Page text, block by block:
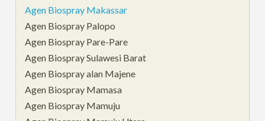
Agen Biospray Makassar
Agen Biospray Palopo
Agen Biospray Pare-Pare
Agen Biospray Sulawesi Barat
Agen Biospray alan Majene
Agen Biospray Mamasa
Agen Biospray Mamuju